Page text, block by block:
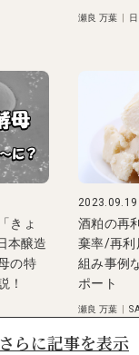
瀬良 万葉
きょ
本醸造
の特
！
2023.09.19
酒粕の再
棄率/再利
組み事例
ポート
瀬良 万葉 |
さらに記事を表示